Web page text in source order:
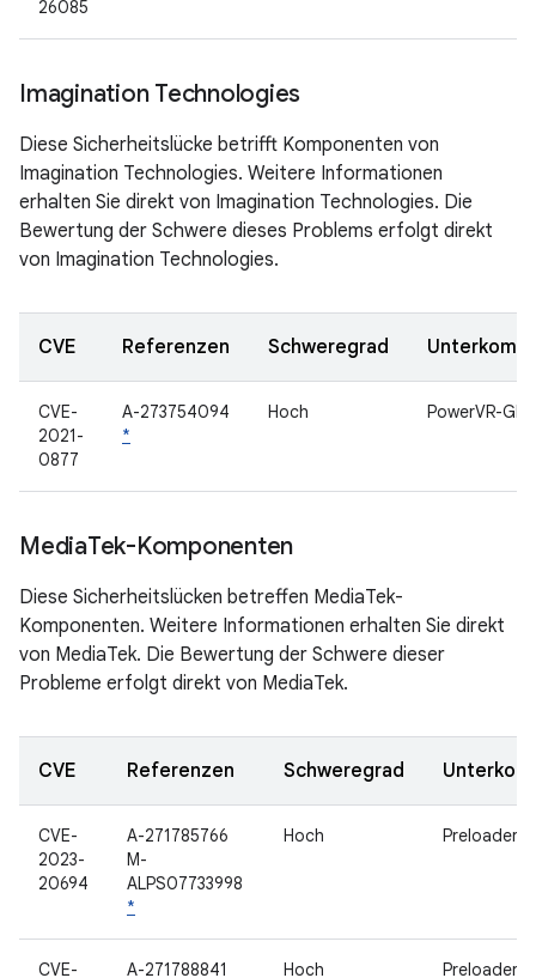
26085
Imagination Technologies
Diese Sicherheitslücke betrifft Komponenten von
Imagination Technologies. Weitere Informationen
erhalten Sie direkt von Imagination Technologies. Die
Bewertung der Schwere dieses Problems erfolgt direkt
von Imagination Technologies.
CVE Referenzen Schweregrad
CVE-
2021-
0877
A-273754094
*
Hoch PowerVR-GPU
MediaTek-Komponenten
Diese Sicherheitslücken betreffen MediaTek-
Komponenten. Weitere Informationen erhalten Sie direkt
von MediaTek. Die Bewertung der Schwere dieser
Probleme erfolgt direkt von MediaTek.
CVE Referenzen Schweregrad
CVE-
2023-
20694
A-271785766
M-
ALPS07733998
*
Hoch Preloader
CVE-
A-271788841
Hoch Preloader